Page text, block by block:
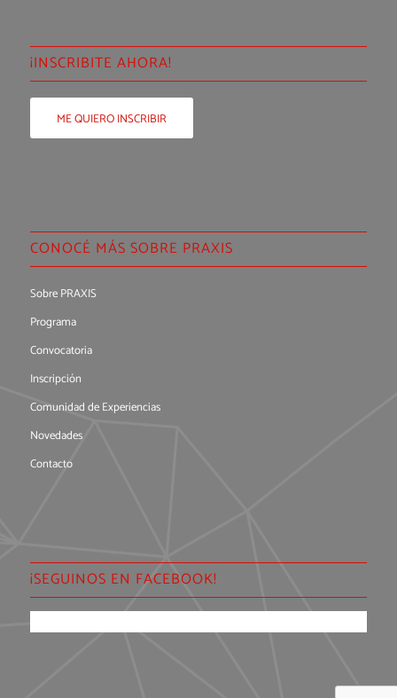
¡INSCRIBITE AHORA!
ME QUIERO INSCRIBIR
CONOCÉ MÁS SOBRE PRAXIS
Sobre PRAXIS
Programa
Convocatoria
Inscripción
Comunidad de Experiencias
Novedades
Contacto
¡SEGUINOS EN FACEBOOK!